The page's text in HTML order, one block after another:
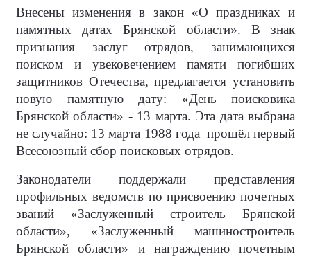
Внесены изменения в закон «О праздниках и
памятных датах Брянской области». В знак
признания заслуг отрядов, занимающихся
поиском и увековечением памяти погибших
защитников Отечества, предлагается установить
новую памятную дату: «День поисковика
Брянской области» - 13 марта. Эта дата выбрана
не случайно: 13 марта 1988 года прошёл первый
Всесоюзный сбор поисковых отрядов.
Законодатели поддержали представления
профильных ведомств по присвоению почетных
званий «Заслуженный строитель Брянской
области», «Заслуженный машиностроитель
Брянской области» и награждению почетным